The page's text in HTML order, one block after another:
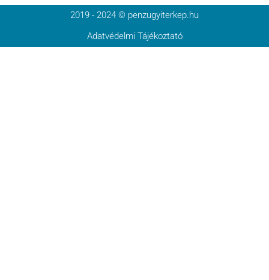
2019 - 2024 © penzugyiterkep.hu
Adatvédelmi Tájékoztató